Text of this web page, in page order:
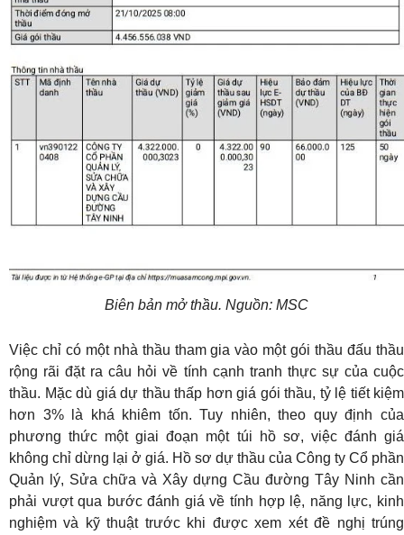
Biên bản mở thầu. Nguồn: MSC
Việc chỉ có một nhà thầu tham gia vào một gói thầu đấu thầu
rộng rãi đặt ra câu hỏi về tính cạnh tranh thực sự của cuộc
thầu. Mặc dù giá dự thầu thấp hơn giá gói thầu, tỷ lệ tiết kiệm
hơn 3% là khá khiêm tốn. Tuy nhiên, theo quy định của
phương thức một giai đoạn một túi hồ sơ, việc đánh giá
không chỉ dừng lại ở giá. Hồ sơ dự thầu của Công ty Cổ phần
Quản lý, Sửa chữa và Xây dựng Cầu đường Tây Ninh cần
phải vượt qua bước đánh giá về tính hợp lệ, năng lực, kinh
nghiệm và kỹ thuật trước khi được xem xét đề nghị trúng